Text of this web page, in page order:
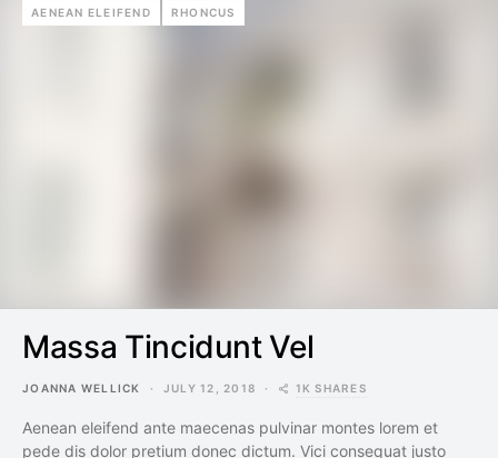
AENEAN ELEIFEND RHONCUS
Massa Tincidunt Vel
JOANNA WELLICK JULY 12, 2018 1K SHARES
Aenean eleifend ante maecenas pulvinar montes lorem et
pede dis dolor pretium donec dictum. Vici consequat justo